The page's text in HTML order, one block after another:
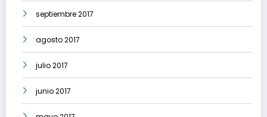
septiembre 2017
agosto 2017
julio 2017
junio 2017